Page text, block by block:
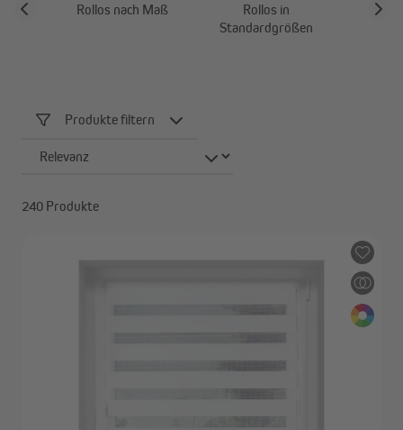
Rollos nach Maß
Rollos in
Standardgrößen
Rollos
Produkte filtern
240 Produkte